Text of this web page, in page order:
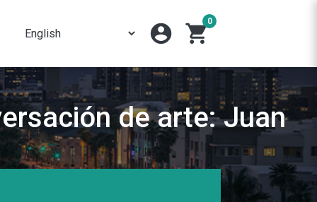
account_circle 0
shopping_cart
de arte: Juan